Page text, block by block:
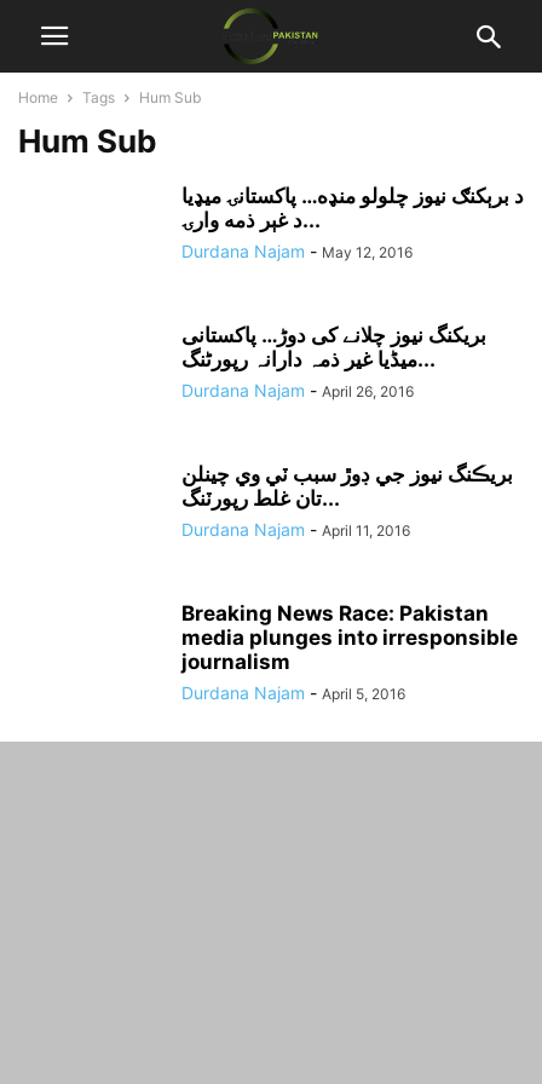
Home Tags Hum Sub
Hum Sub
د برېکنګ نيوز چلولو منډه… پاکستانۍ ميډيا
د غېر ذمه وارۍ...
Durdana Najam - May 12, 2016
بریکنگ نیوز چلانے کی دوڑ… پاکستانی
میڈیا غیر ذمہ دارانہ رپورٹنگ...
Durdana Najam - April 26, 2016
بريڪنگ نيوز جي ڊوڙ سبب ٽي وي چينلن
تان غلط رپورٽنگ...
Durdana Najam - April 11, 2016
Breaking News Race: Pakistan
media plunges into irresponsible
journalism
Durdana Najam - April 5, 2016